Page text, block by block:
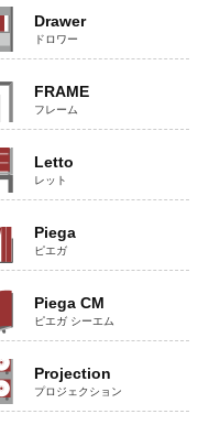
Drawer
ドロワー
FRAME
フレーム
Letto
レット
Piega
ピエガ
Piega CM
ピエガ シーエム
Projection
プロジェクション